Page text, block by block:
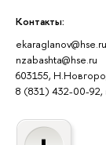
Контакты:
ekaraglanov@hse.ru
nzabashta@hse.ru
603155,
8 (831) 432-00-92,